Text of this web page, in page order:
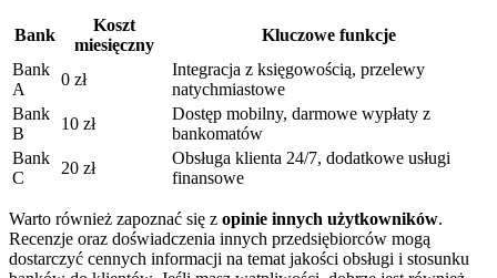
Bank
Koszt
miesięczny
Kluczowe funkcje
Bank
A
0 zł
Integracja z księgowością, przelewy
natychmiastowe
Bank
B
10 zł
Dostęp mobilny, darmowe wypłaty z
bankomatów
Bank
C
20 zł
Obsługa klienta 24/7, dodatkowe usługi
finansowe
Warto również zapoznać się z opinie innych użytkowników.
Recenzje oraz doświadczenia innych przedsiębiorców mogą
dostarczyć cennych informacji na temat jakości obsługi i stosunku